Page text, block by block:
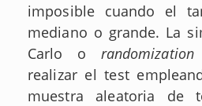
imposible cuando el
mediano o grande. La
Carlo o
realizar el test
muestra aleatoria de